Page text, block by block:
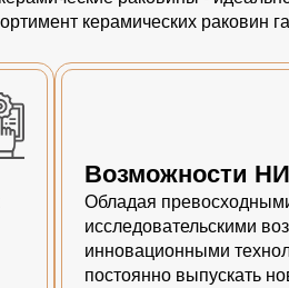
керамических раковин
Возможности
Обладая
исследовательскими
инновационными
постоянно выпускать